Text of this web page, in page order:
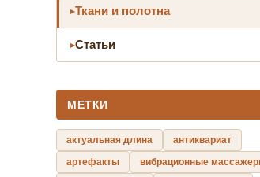
Ткани и полотна
Статьи
МЕТКИ
актуальная длина
антиквариат
артефакты
вибрационные